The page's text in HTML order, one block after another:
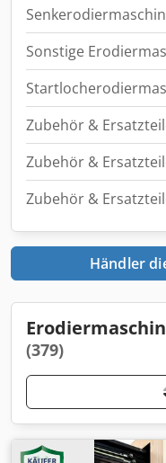
Sonstige
Zubehör &
Zubehör &
Zubehör &
Händler
(379)